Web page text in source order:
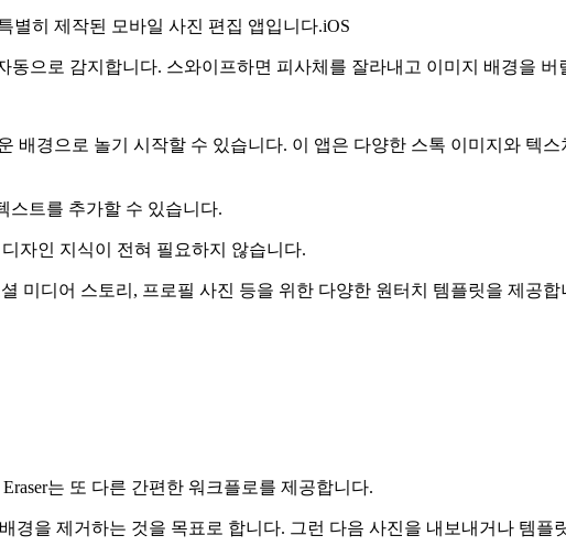
별히 제작된 모바일 사진 편집 앱입니다.iOS
으로 감지합니다. 스와이프하면 피사체를 잘라내고 이미지 배경을 버
배경으로 놀기 시작할 수 있습니다. 이 앱은 다양한 스톡 이미지와 텍
스트를 추가할 수 있습니다.
자인 지식이 전혀 필요하지 않습니다.
미디어 스토리, 프로필 사진 등을 위한 다양한 원터치 템플릿을 제공
는 또 다른 간편한 워크플로를 제공합니다.
경을 제거하는 것을 목표로 합니다. 그런 다음 사진을 내보내거나 템